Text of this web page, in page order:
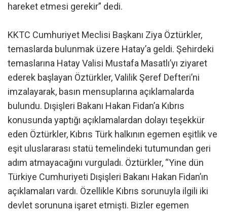
hareket etmesi gerekir” dedi.
KKTC Cumhuriyet Meclisi Başkanı Ziya Öztürkler,
temaslarda bulunmak üzere Hatay’a geldi. Şehirdeki
temaslarına Hatay Valisi Mustafa Masatlı’yı ziyaret
ederek başlayan Öztürkler, Valilik Şeref Defteri’ni
imzalayarak, basın mensuplarına açıklamalarda
bulundu. Dışişleri Bakanı Hakan Fidan’a Kıbrıs
konusunda yaptığı açıklamalardan dolayı teşekkür
eden Öztürkler, Kıbrıs Türk halkının egemen eşitlik ve
eşit uluslararası statü temelindeki tutumundan geri
adım atmayacağını vurguladı. Öztürkler, “Yine dün
Türkiye Cumhuriyeti Dışişleri Bakanı Hakan Fidan’ın
açıklamaları vardı. Özellikle Kıbrıs sorunuyla ilgili iki
devlet sorununa işaret etmişti. Bizler egemen